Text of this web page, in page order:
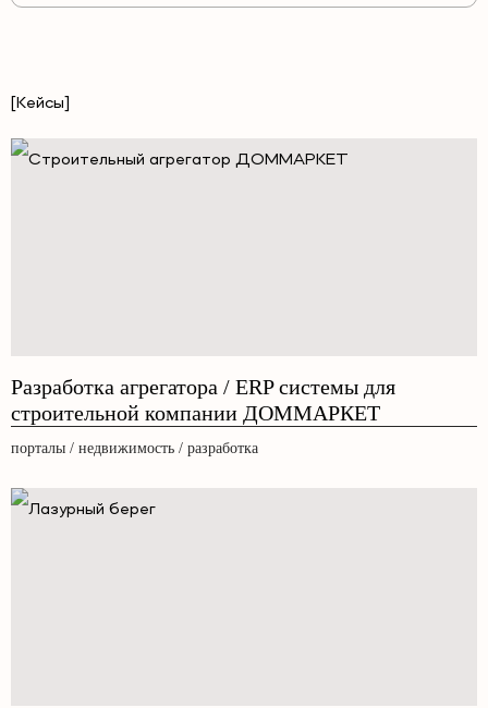
[Кейсы]
Разработка агрегатора / ERP системы для
строительной компании ДОММАРКЕТ
порталы / недвижимость / разработка